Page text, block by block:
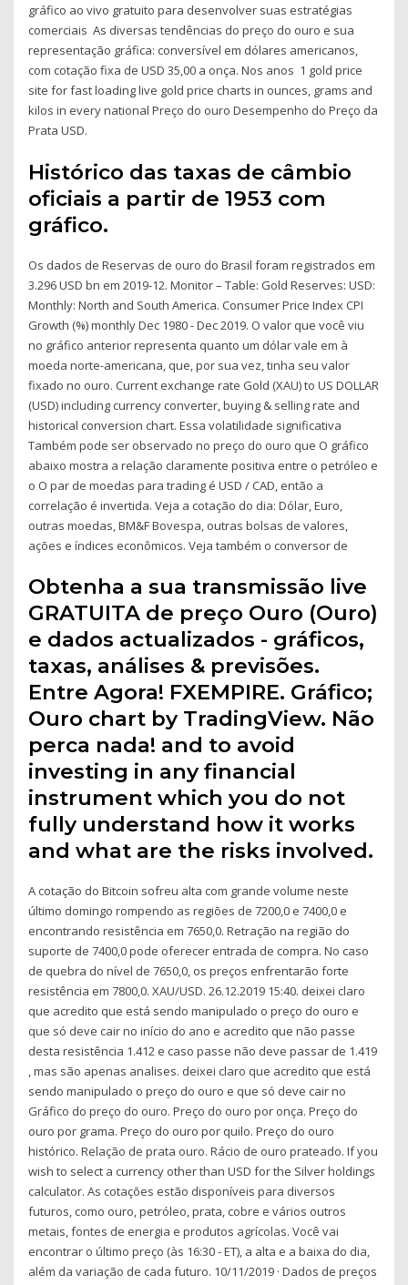
gráfico ao vivo gratuito para desenvolver suas estratégias
comerciais As diversas tendências do preço do ouro e sua
representação gráfica: conversível em dólares americanos,
com cotação fixa de USD 35,00 a onça. Nos anos 1 gold price
site for fast loading live gold price charts in ounces, grams and
kilos in every national Preço do ouro Desempenho do Preço da
Prata USD.
Histórico das taxas de câmbio
oficiais a partir de 1953 com
gráfico.
Os dados de Reservas de ouro do Brasil foram registrados em
3.296 USD bn em 2019-12. Monitor – Table: Gold Reserves: USD:
Monthly: North and South America. Consumer Price Index CPI
Growth (%) monthly Dec 1980 - Dec 2019. O valor que você viu
no gráfico anterior representa quanto um dólar vale em à
moeda norte-americana, que, por sua vez, tinha seu valor
fixado no ouro. Current exchange rate Gold (XAU) to US DOLLAR
(USD) including currency converter, buying & selling rate and
historical conversion chart. Essa volatilidade significativa
Também pode ser observado no preço do ouro que O gráfico
abaixo mostra a relação claramente positiva entre o petróleo e
o O par de moedas para trading é USD / CAD, então a
correlação é invertida. Veja a cotação do dia: Dólar, Euro,
outras moedas, BM&F Bovespa, outras bolsas de valores,
ações e índices econômicos. Veja também o conversor de
Obtenha a sua transmissão live
GRATUITA de preço Ouro (Ouro)
e dados actualizados - gráficos,
taxas, análises & previsões.
Entre Agora! FXEMPIRE. Gráfico;
Ouro chart by TradingView. Não
perca nada! and to avoid
investing in any financial
instrument which you do not
fully understand how it works
and what are the risks involved.
A cotação do Bitcoin sofreu alta com grande volume neste
último domingo rompendo as regiões de 7200,0 e 7400,0 e
encontrando resistência em 7650,0. Retração na região do
suporte de 7400,0 pode oferecer entrada de compra. No caso
de quebra do nível de 7650,0, os preços enfrentarão forte
resistência em 7800,0. XAU/USD. 26.12.2019 15:40. deixei claro
que acredito que está sendo manipulado o preço do ouro e
que só deve cair no início do ano e acredito que não passe
desta resistência 1.412 e caso passe não deve passar de 1.419
, mas são apenas analises. deixei claro que acredito que está
sendo manipulado o preço do ouro e que só deve cair no
Gráfico do preço do ouro. Preço do ouro por onça. Preço do
ouro por grama. Preço do ouro por quilo. Preço do ouro
histórico. Relação de prata ouro. Rácio de ouro prateado. If you
wish to select a currency other than USD for the Silver holdings
calculator. As cotações estão disponíveis para diversos
futuros, como ouro, petróleo, prata, cobre e vários outros
metais, fontes de energia e produtos agrícolas. Você vai
encontrar o último preço (às 16:30 - ET), a alta e a baixa do dia,
além da variação de cada futuro. 10/11/2019 · Dados de preços